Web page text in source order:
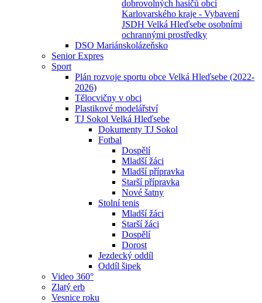
dobrovolných hasičů obcí
Karlovarského kraje - Vybavení
JSDH Velká Hleďsebe osobními
ochrannými prostředky
DSO Mariánskolázeňsko
Senior Expres
Sport
Plán rozvoje sportu obce Velká Hleďsebe (2022-
2026)
Tělocvičny v obci
Plastikové modelářství
TJ Sokol Velká Hleďsebe
Dokumenty TJ Sokol
Fotbal
Dospělí
Mladší žáci
Mladší přípravka
Starší přípravka
Nové šatny
Stolní tenis
Mladší žáci
Starší žáci
Dospělí
Dorost
Jezdecký oddíl
Oddíl šipek
Video 360°
Zlatý erb
Vesnice roku